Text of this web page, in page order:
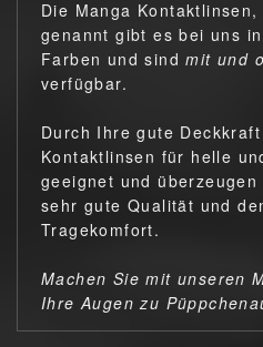
Die Manga Kontaktlinsen,
genannt gibt es bei uns
Farben und sindmit und
verfügbar.
Durch Ihre gute
Kontaktlinsen für helle
geeignet und
sehr gute Qualität und
Tragekomfort.
Machen Sie mit unseren
Ihre Augen zu